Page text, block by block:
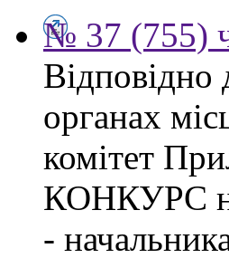
№ 37 (755)
Відповідно
органах
комітет
КОНКУРС
-